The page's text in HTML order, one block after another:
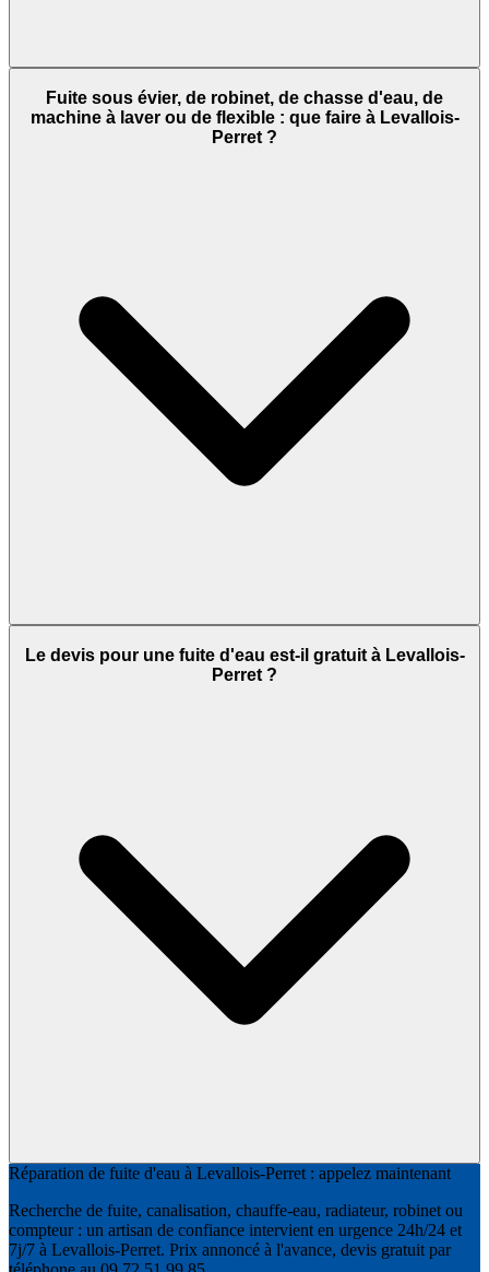
Fuite sous évier, de robinet, de chasse d'eau, de
machine à laver ou de flexible : que faire à Levallois-
Perret ?
Le devis pour une fuite d'eau est-il gratuit à Levallois-
Perret ?
Réparation de fuite d'eau à Levallois-Perret : appelez maintenant
Recherche de fuite, canalisation, chauffe-eau, radiateur, robinet ou
compteur : un artisan de confiance intervient en urgence 24h/24 et
7j/7 à Levallois-Perret. Prix annoncé à l'avance, devis gratuit par